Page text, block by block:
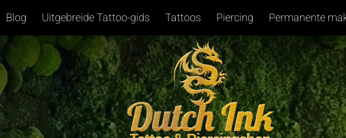
Blog Uitgebreide Tattoo-gids Tattoos Piercing Permanente